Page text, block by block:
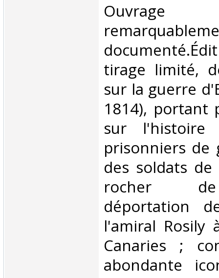
tirage limité,
sur la guerre
1814), portant
sur l'histoire
prisonniers de
des soldats
rocher
déportation
l'amiral Rosily
Canaries ;
abondante